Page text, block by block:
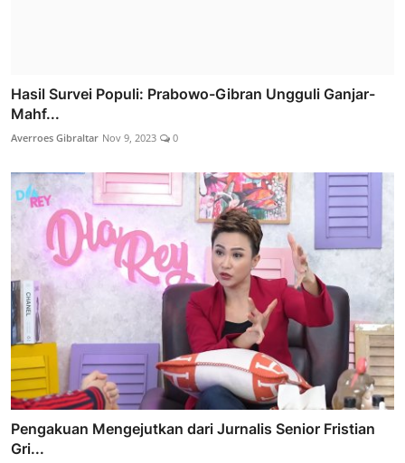
Hasil Survei Populi: Prabowo-Gibran Ungguli Ganjar-
Mahf...
Averroes Gibraltar Nov 9, 2023 0
Pengakuan Mengejutkan dari Jurnalis Senior Fristian
Gri...